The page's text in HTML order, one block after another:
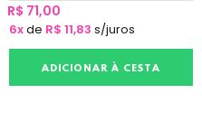
R$ 71,00
6xde R$ 11,83 s/juros
ADICIONAR À CESTA